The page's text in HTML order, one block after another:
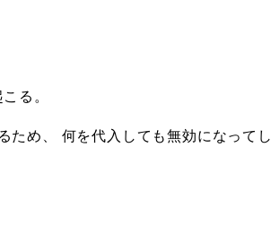
る。
ため、 何を代入しても無効になってし